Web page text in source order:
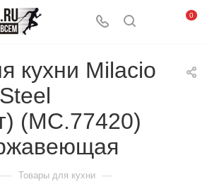
0
кухни Milacio
(MC.77420)
— Товары для кухни —